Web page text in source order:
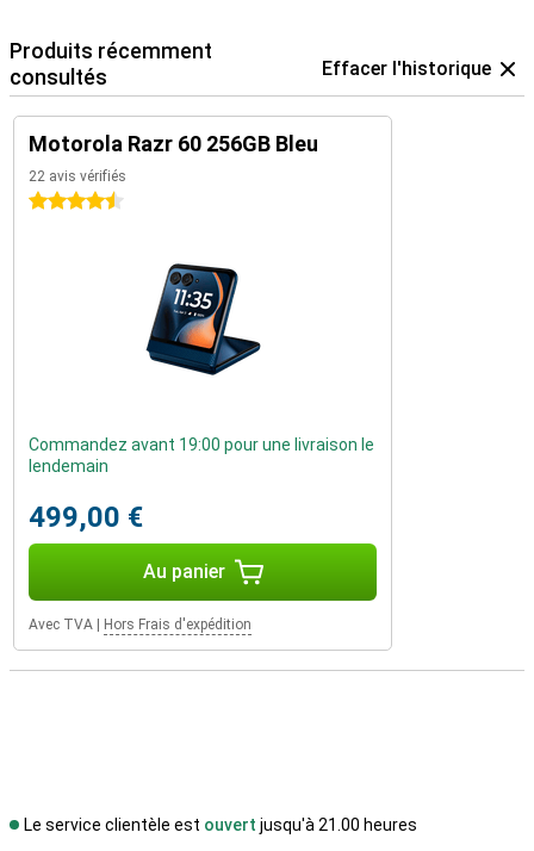
Produits récemment
consultés
Effacer l'historique
Motorola Razr 60 256GB Bleu
22 avis vérifiés
4.5 étoiles
Commandez avant 19:00 pour une livraison le
lendemain
499,00 €
Au panier
Avec TVA Hors Frais d'expédition
Le service clientèle est ouvert jusqu'à 21.00 heures